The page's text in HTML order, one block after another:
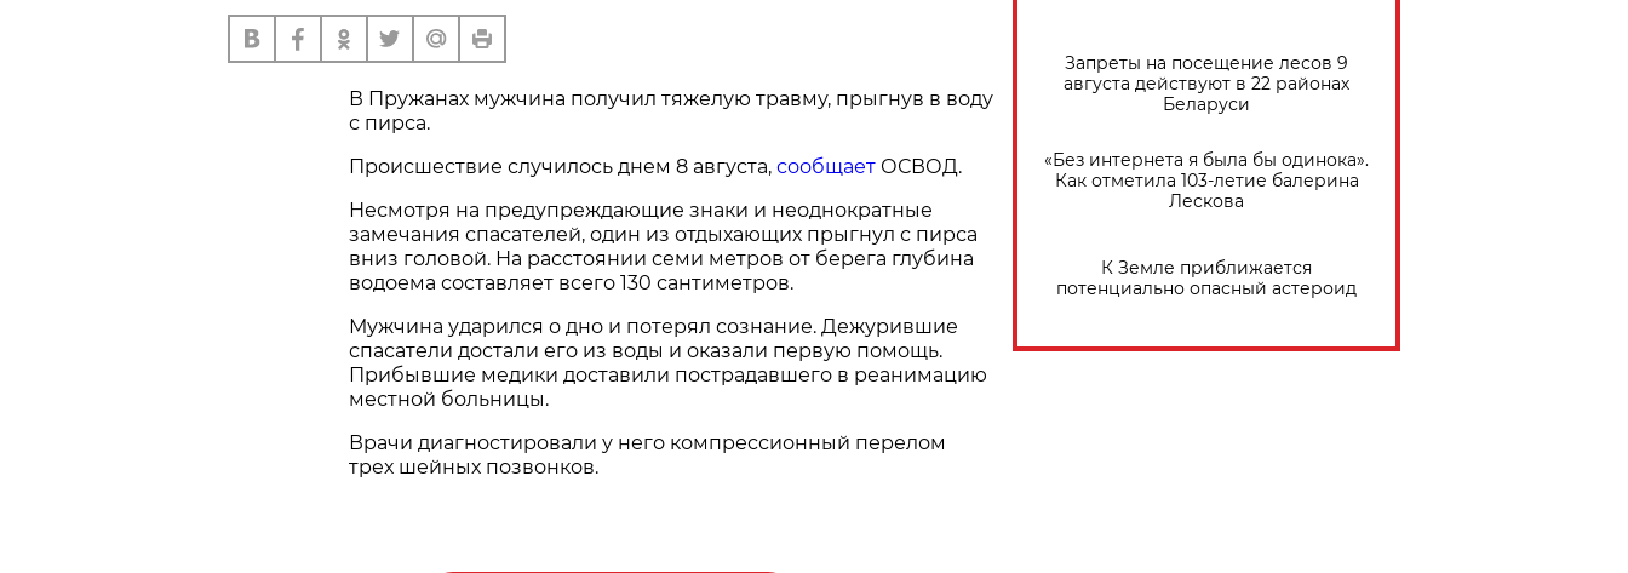
В Пружанах мужчина получил тяжелую травму, прыгнув в воду
с пирса.
Происшествие случилось днем 8 августа, сообщает ОСВОД.
Несмотря на предупреждающие знаки и неоднократные
замечания спасателей, один из отдыхающих прыгнул с пирса
вниз головой. На расстоянии семи метров от берега глубина
водоема составляет всего 130 сантиметров.
Мужчина ударился о дно и потерял сознание. Дежурившие
спасатели достали его из воды и оказали первую помощь.
Прибывшие медики доставили пострадавшего в реанимацию
местной больницы.
Врачи диагностировали у него компрессионный перелом
трех шейных позвонков.
Запреты на посещение лесов 9
августа действуют в 22 районах
Беларуси
«Без интернета я была бы одинока».
Как отметила 103-летие балерина
Лескова
К Земле приближается
потенциально опасный астероид